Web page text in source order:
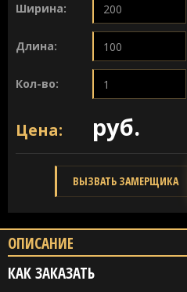
Ширина:
Длина:
Кол-во:
Цена: руб.
ВЫЗВАТЬ ЗАМЕРЩИКА
ОПИСАНИЕ
КАК ЗАКАЗАТЬ